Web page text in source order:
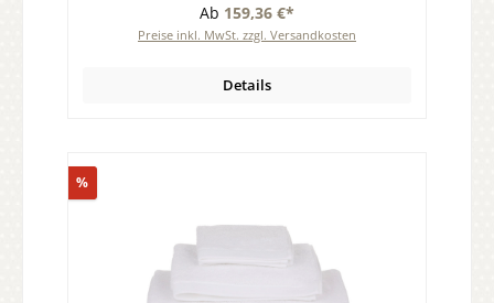
Ab 159,36 €*
Preise inkl. MwSt. zzgl. Versandkosten
Details
%Rabatt